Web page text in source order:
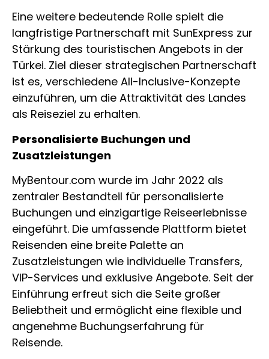
Eine weitere bedeutende Rolle spielt die
langfristige Partnerschaft mit SunExpress zur
Stärkung des touristischen Angebots in der
Türkei. Ziel dieser strategischen Partnerschaft
ist es, verschiedene All-Inclusive-Konzepte
einzuführen, um die Attraktivität des Landes
als Reiseziel zu erhalten.
Personalisierte Buchungen und
Zusatzleistungen
MyBentour.com wurde im Jahr 2022 als
zentraler Bestandteil für personalisierte
Buchungen und einzigartige Reiseerlebnisse
eingeführt. Die umfassende Plattform bietet
Reisenden eine breite Palette an
Zusatzleistungen wie individuelle Transfers,
VIP-Services und exklusive Angebote. Seit der
Einführung erfreut sich die Seite großer
Beliebtheit und ermöglicht eine flexible und
angenehme Buchungserfahrung für
Reisende.